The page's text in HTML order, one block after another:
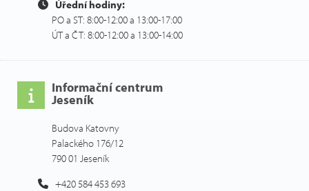
Úřední hodiny:
PO a ST: 8:00-12:00 a 13:00-17:00
ÚT a ČT: 8:00-12:00 a 13:00-14:00
Informační centrum
Jeseník
Budova Katovny
Palackého 176/12
790 01 Jeseník
+420 584 453 693